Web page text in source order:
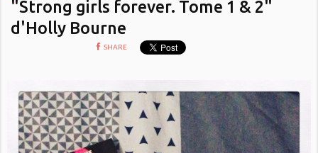
"Strong girls forever. Tome 1 & 2"
d'Holly Bourne
SHARE